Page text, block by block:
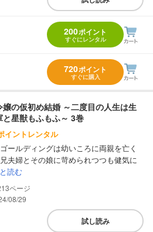
200ポイント
すぐにレンタル
720ポイント
すぐに購入
嬢の仮初め結婚 ～二度目の人生は生
と星獣もふもふ～ 3巻
イントレンタル
ールディングは幼いころに両親を亡く
夫婦とその娘に苛められつつも健気に
読む
08/29
試し読み